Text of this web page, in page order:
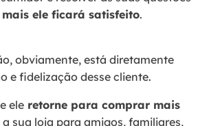
mais ele ficará satisfeito.
obviamente, está diretamente
e fidelização desse cliente.
ele retorne para comprar mais
sua loja para amigos, familiares,